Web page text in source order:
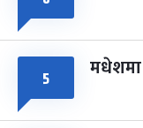
५ मधेशमा